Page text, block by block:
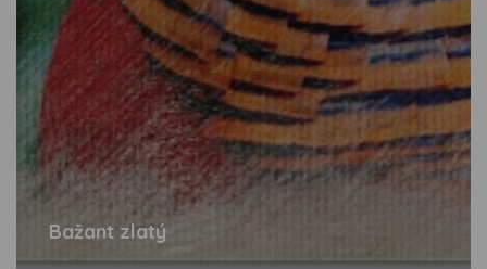
Bažant zlatý